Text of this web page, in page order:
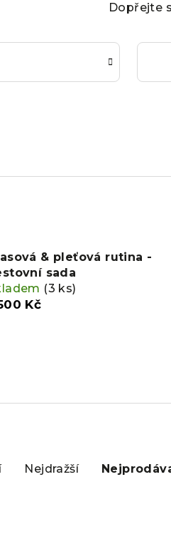
Dopřejte
& pleťová rutina -
sada
(3 ks)
Kč
Nejdražší